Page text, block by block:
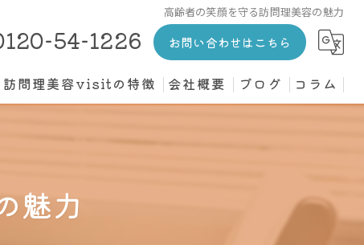
高齢者の笑顔を守る訪問理美容の魅力
54-1226 お問い合わせはこちら
訪問理美容visitの特徴
高齢者
会社概要 ブログ コラム
魅力